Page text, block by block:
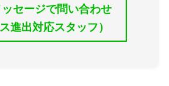
セージで問い合わせ
進出対応スタッフ）